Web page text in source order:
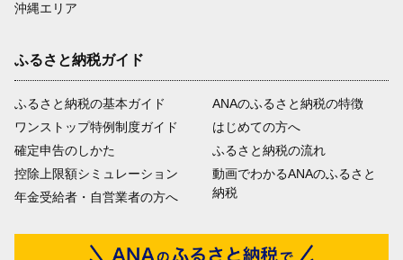
沖縄エリア
ふるさと納税ガイド
ふるさと納税の基本ガイド
ワンストップ特例制度ガイド
確定申告のしかた
控除上限額シミュレーション
年金受給者・自営業者の方へ
ANAのふるさと納税の特徴
はじめての方へ
ふるさと納税の流れ
動画でわかるANAのふるさと
納税